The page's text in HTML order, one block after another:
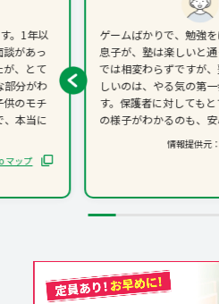
。1年以
があっ
が、とて
部分がわ
供のモチ
、本当に
マップ
ゲームばかりで、勉強
息子が、塾は楽しいと
では相変わらずですが
しいのは、やる気の第
す。保護者に対しても
の様子がわかるのも、安
情報提供元：